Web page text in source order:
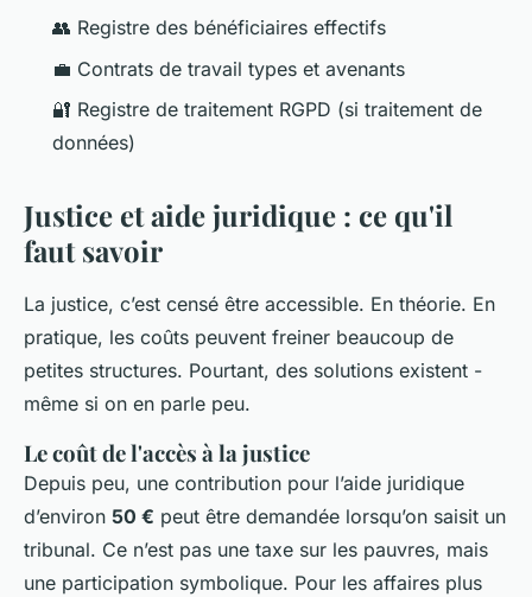
👥 Registre des bénéficiaires effectifs
💼 Contrats de travail types et avenants
🔐 Registre de traitement RGPD (si traitement de
données)
Justice et aide juridique : ce qu'il
faut savoir
La justice, c’est censé être accessible. En théorie. En
pratique, les coûts peuvent freiner beaucoup de
petites structures. Pourtant, des solutions existent -
même si on en parle peu.
Le coût de l'accès à la justice
Depuis peu, une contribution pour l’aide juridique
d’environ 50 € peut être demandée lorsqu’on saisit un
tribunal. Ce n’est pas une taxe sur les pauvres, mais
une participation symbolique. Pour les affaires plus